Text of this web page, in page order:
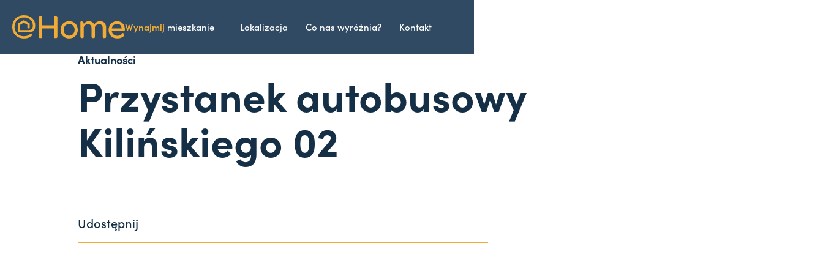
Wynajmij mieszkanie Lokalizacja Co nas wyróżnia? Kontakt
Aktualności
Przystanek autobusowy
Kilińskiego 02
Udostępnij